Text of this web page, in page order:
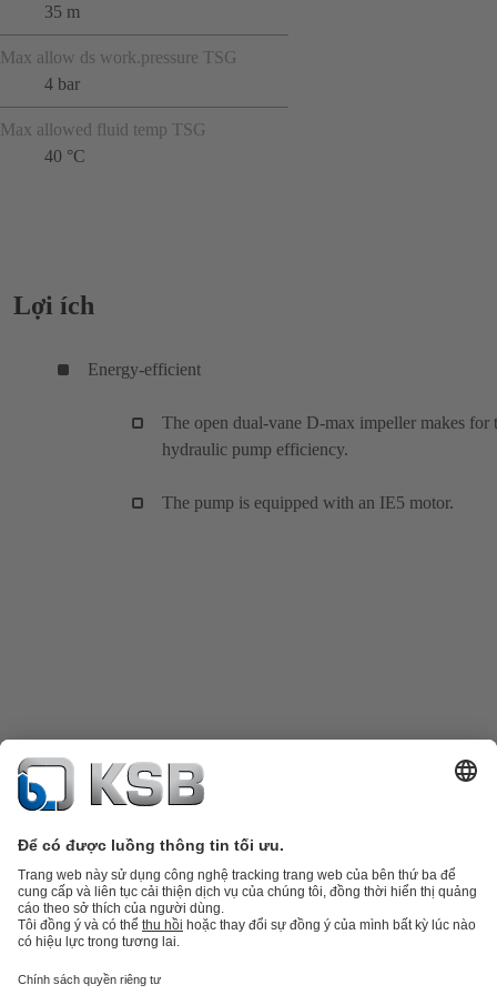
35 m
Max allow ds work.pressure TSG
4 bar
Max allowed fluid temp TSG
40 °C
Lợi ích
Energy-efficient
The open dual-vane D-max impeller makes for
hydraulic pump efficiency.
The pump is equipped with an IE5 motor.
Danh mục sản phẩmPhụ tùng thay thế